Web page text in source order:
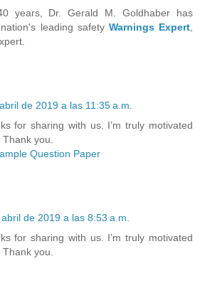
years, Dr. Gerald M. Goldhaber has
leading safety Warnings Expert
de 2019 a las 11:35 a.m.
for sharing with us. I’m truly motivated
you.
Question Paper
de 2019 a las 8:53 a.m.
for sharing with us. I’m truly motivated
you.